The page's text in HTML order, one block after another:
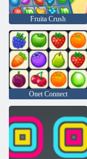
Fruita Crush
Onet Connect